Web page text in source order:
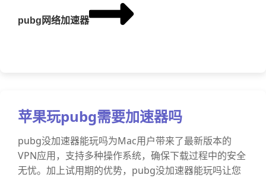
pubg网络加速器
苹果玩pubg需要加速器吗
pubg没加速器能玩吗为Mac用户带来了最新版本的
VPN应用，支持多种操作系统，确保下载过程中的安全
无忧。加上试用期的优势，pubg没加速器能玩吗让您